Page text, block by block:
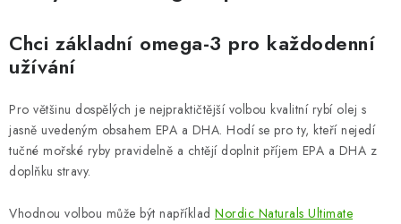
Chci základní omega-3 pro každodenní
užívání
Pro většinu dospělých je nejpraktičtější volbou kvalitní rybí olej s
jasně uvedeným obsahem EPA a DHA. Hodí se pro ty, kteří nejedí
tučné mořské ryby pravidelně a chtějí doplnit příjem EPA a DHA z
doplňku stravy.
Vhodnou volbou může být například Nordic Naturals Ultimate